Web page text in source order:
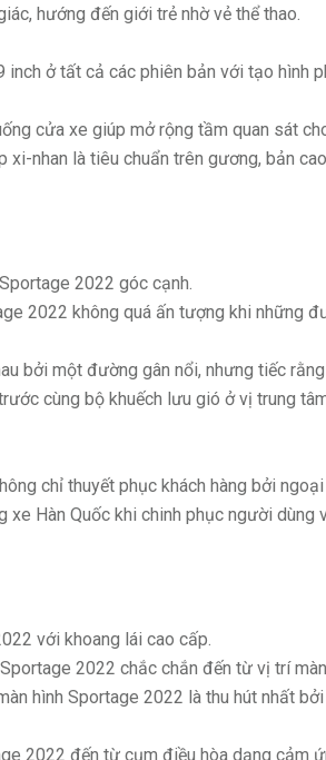
hướng đến giới trẻ nhờ vẻ thể thao.
inch ở tất cả các phiên bản với tạo hình
cửa xe giúp mở rộng tầm quan sát
nhan là tiêu chuẩn trên gương, bản
2022 góc cạnh.
2022 không quá ấn tượng khi những
bởi một đường gân nổi, nhưng tiếc
cùng bộ khuếch lưu gió ở vị trung
chỉ thuyết phục khách hàng bởi
Hàn Quốc khi chinh phục người dùng
với khoang lái cao cấp.
2022 chắc chắn đến từ vị trí
hình Sportage 2022 là thu hút nhất
2022 đến từ cụm điều hòa dạng cảm